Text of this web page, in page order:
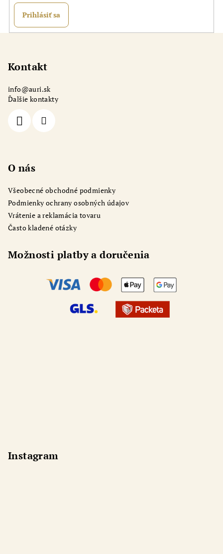
Prihlásiť sa
Kontakt
info@auri.sk
Ďalšie kontakty
O nás
Všeobecné obchodné podmienky
Podmienky ochrany osobných údajov
Vrátenie a reklamácia tovaru
Často kladené otázky
Možnosti platby a doručenia
Instagram